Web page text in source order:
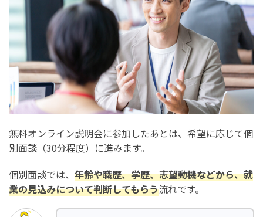
無料オンライン説明会に参加したあとは、希望に応じて個
別面談（30分程度）に進みます。
個別面談では、 年齢や職歴、学歴、志望動機などから、就
業の見込みについて判断してもらう流れです。